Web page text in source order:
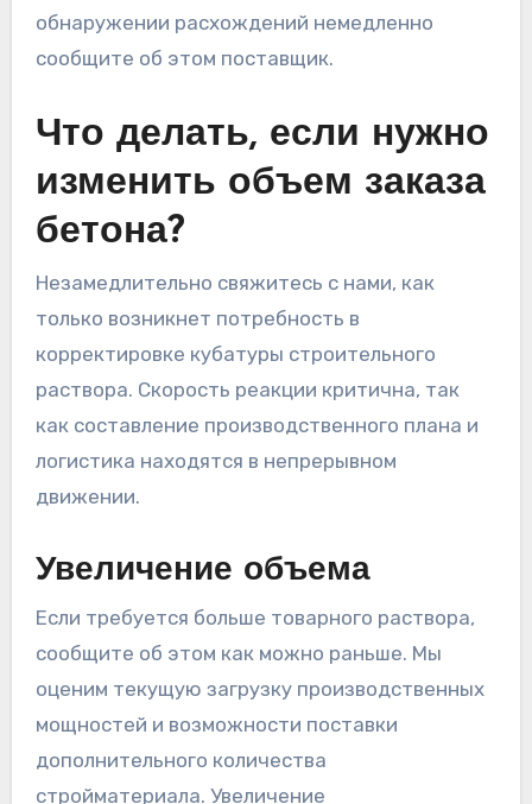
обнаружении расхождений немедленно
сообщите об этом поставщик.
Что делать, если нужно
изменить объем заказа
бетона?
Незамедлительно свяжитесь с нами, как
только возникнет потребность в
корректировке кубатуры строительного
раствора. Скорость реакции критична, так
как составление производственного плана и
логистика находятся в непрерывном
движении.
Увеличение объема
Если требуется больше товарного раствора,
сообщите об этом как можно раньше. Мы
оценим текущую загрузку производственных
мощностей и возможности поставки
дополнительного количества
стройматериала. Увеличение